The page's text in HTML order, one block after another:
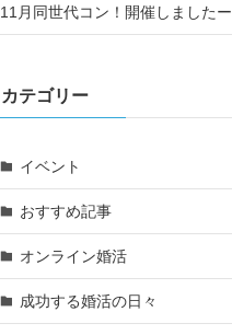
11月同世代コン！開催しましたー
カテゴリー
イベント
おすすめ記事
オンライン婚活
成功する婚活の日々